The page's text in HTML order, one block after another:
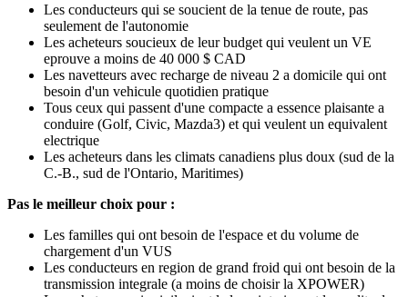
Les conducteurs qui se soucient de la tenue de route, pas
seulement de l'autonomie
Les acheteurs soucieux de leur budget qui veulent un VE
eprouve a moins de 40 000 $ CAD
Les navetteurs avec recharge de niveau 2 a domicile qui ont
besoin d'un vehicule quotidien pratique
Tous ceux qui passent d'une compacte a essence plaisante a
conduire (Golf, Civic, Mazda3) et qui veulent un equivalent
electrique
Les acheteurs dans les climats canadiens plus doux (sud de la
C.-B., sud de l'Ontario, Maritimes)
Pas le meilleur choix pour :
Les familles qui ont besoin de l'espace et du volume de
chargement d'un VUS
Les conducteurs en region de grand froid qui ont besoin de la
transmission integrale (a moins de choisir la XPOWER)